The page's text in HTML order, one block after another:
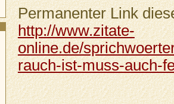
Permanenter Link
http://www.zitate-
online.de/
rauch-ist-muss-auch-